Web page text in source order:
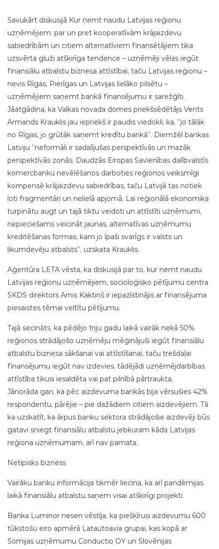
Savukārt diskusijā Kur ņemt naudu Latvijas reģionu
uzņēmējiem: par un pret kooperatīvām krājaizdevu
sabiedrībām un citiem alternatīviem finansētājiem tika
uzsvērta gluži atšķirīga tendence – uzņēmēji vēlas iegūt
finansiālu atbalstu biznesa attīstībai, taču Latvijas reģionu –
nevis Rīgas, Pierīgas un Latvijas lielāko pilsētu –
uzņēmējiem saņemt bankā finansējumu ir sarežģīti.
Jāatgādina, ka Valkas novada domes priekšsēdētājs Vents
Armands Krauklis jau iepriekš ir paudis viedokli, ka, ”jo tālāk
no Rīgas, jo grūtāk saņemt kredītu bankā”. Diemžēl bankas
Latviju ”neformāli ir sadalījušas perspektīvās un mazāk
perspektīvās zonās. Daudzās Eiropas Savienības dalībvalstīs
komercbanku nevēlēšanos darboties reģionos veiksmīgi
kompensē krājaizdevu sabiedrības, taču Latvijā tas notiek
ļoti fragmentāri un nelielā apjomā. Lai reģionālā ekonomika
turpinātu augt un tajā tiktu veidoti un attīstīti uzņēmumi,
nepieciešams veicināt jaunas, alternatīvas uzņēmumu
kreditēšanas formas, kam jo īpaši svarīgs ir valsts un
likumdevēju atbalsts”, uzskata Krauklis.
Aģentūra LETA vēsta, ka diskusijā par to, kur ņemt naudu
Latvijas reģionu uzņēmējiem, socioloģisko pētījumu centra
SKDS direktors Arnis Kaktiņš ir iepazīstinājis ar finansējuma
piesaistes tēmai veltītu pētījumu.
Tajā secināts, ka pēdējo triju gadu laikā vairāk nekā 50%
reģionos strādājošo uzņēmēju mēģinājuši iegūt finansiālu
atbalstu biznesa sākšanai vai attīstīšanai, taču trešdaļai
finansējumu iegūt nav izdevies, tādējādi uzņēmējdarbības
attīstība tikusi iesaldēta vai pat pilnībā pārtraukta.
Jānorāda gan, ka pēc aizdevuma bankās bija vērsušies 42%
respondentu, pārējie – pie dažādiem citiem aizdevējiem. Tā
ka uzskatīt, ka ārpus banku sektora strādājošie aizdevēji būs
gatavi sniegt finansiālu atbalstu jebkuram kāda Latvijas
reģiona uzņēmumam, arī nav pamata.
Netipisks bizness
Vairāku banku informācija tikmēr liecina, ka arī pandēmijas
laikā finansiālu atbalstu saņem visai atšķirīgi projekti.
Banka Luminor nesen vēstīja, ka piešķīrusi aizdevumu 600
tūkstošu eiro apmērā Latautoavia grupai, kas kopā ar
Somijas uzņēmumu Conductio OY un Slovēnijas